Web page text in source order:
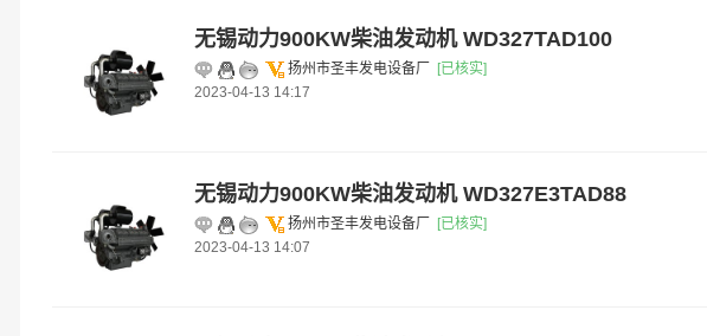
无锡动力900KW柴油发动机 WD327TAD100
扬州市圣丰发电设备厂
[已核实]
2023-04-13 14:17
无锡动力900KW柴油发动机 WD327E3TAD88
扬州市圣丰发电设备厂
[已核实]
2023-04-13 14:07